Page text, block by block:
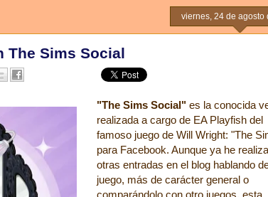
viernes, 24 de agosto
The Sims Social
"The Sims Social" es la conocida
realizada a cargo de EA Playfish del
famoso juego de Will Wright: "The
para Facebook. Aunque ya he
otras entradas en el blog hablando
juego, más de carácter general o
comparándolo con otro juegos, esta